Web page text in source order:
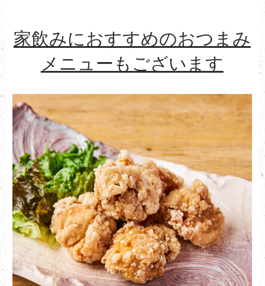
家飲みにおすすめのおつまみ
メニューもございます